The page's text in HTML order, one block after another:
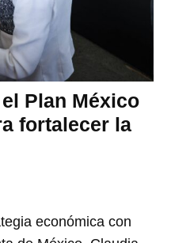
Plan México
fortalecer la
económica con